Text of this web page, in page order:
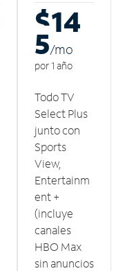
$14
5/mo
por 1 año
Todo TV
Select Plus
junto con
Sports
View,
Entertainm
ent +
(incluye
canales
HBO Max
sin anuncios